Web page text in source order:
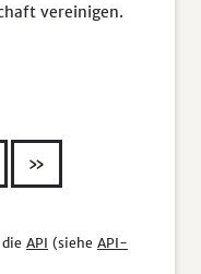
vereinigen.
»
API (siehe API-